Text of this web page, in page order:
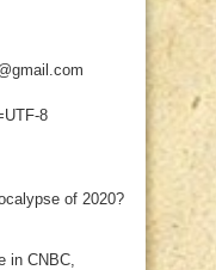
8
of 2020?
in CNBC,